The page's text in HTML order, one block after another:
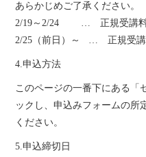
あらかじめご了承ください。
2/19～2/24 … 正規受講料
2/25（前日）～ … 正規受講
4.申込方法
このページの一番下にある「
ックし、申込みフォームの所
ください。
5.申込締切日